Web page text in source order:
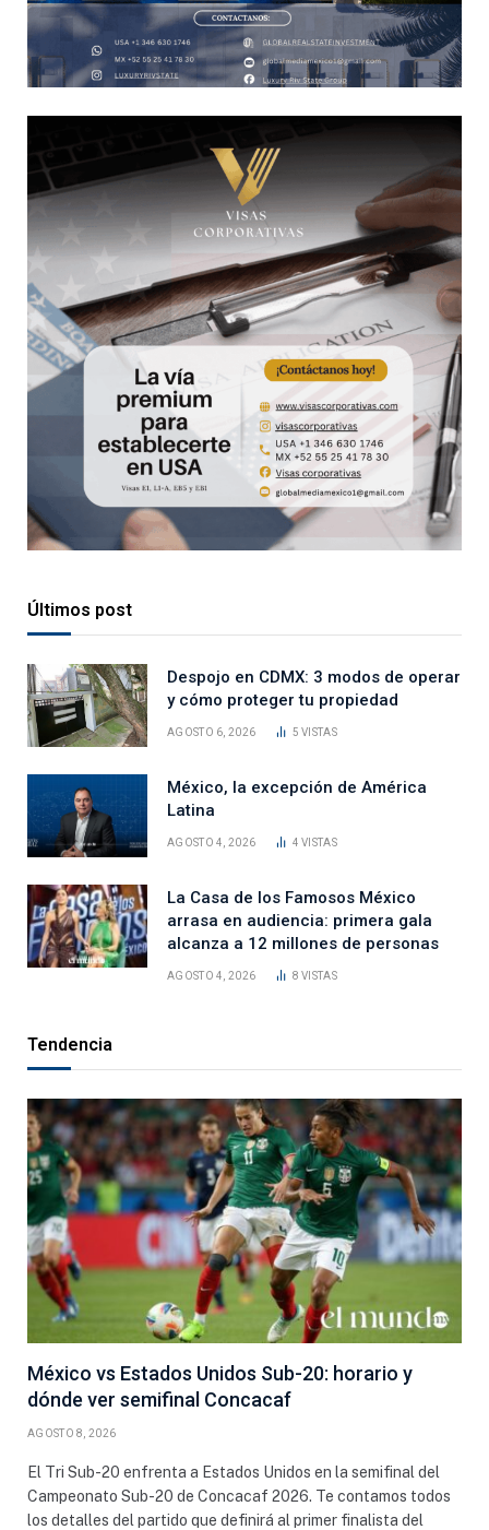
Últimos post
Despojo en CDMX: 3 modos de operar
y cómo proteger tu propiedad
AGOSTO 6, 2026 5VISTAS
México, la excepción de América
Latina
AGOSTO 4, 2026 4VISTAS
La Casa de los Famosos México
arrasa en audiencia: primera gala
alcanza a 12 millones de personas
AGOSTO 4, 2026 8VISTAS
Tendencia
México vs Estados Unidos Sub-20: horario y
dónde ver semifinal Concacaf
AGOSTO 8, 2026
El Tri Sub-20 enfrenta a Estados Unidos en la semifinal del
Campeonato Sub-20 de Concacaf 2026. Te contamos todos
los detalles del partido que definirá al primer finalista del